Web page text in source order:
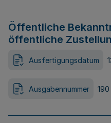
Öffentliche
öffentliche
Ausfertigungsdatum
Ausgabennummer 190